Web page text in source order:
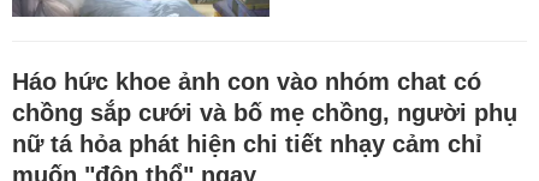
Háo hức khoe ảnh con vào nhóm chat có
chồng sắp cưới và bố mẹ chồng, người phụ
nữ tá hỏa phát hiện chi tiết nhạy cảm chỉ
muốn "độn thổ" ngay